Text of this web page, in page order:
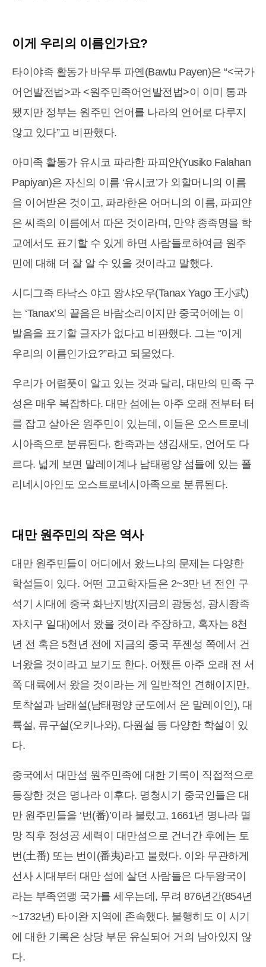
이게 우리의 이름인가요?
타이야족 활동가 바우투 파옌(Bawtu Payen)은 “<국가
어언발전법>과 <원주민족어언발전법>이 이미 통과
됐지만 정부는 원주민 언어를 나라의 언어로 다루지
않고 있다”고 비판했다.
아미족 활동가 유시코 파라한 파피얀(Yusiko Falahan
Papiyan)은 자신의 이름 ‘유시코’가 외할머니의 이름
을 이어받은 것이고, 파라한은 어머니의 이름, 파피얀
은 씨족의 이름에서 따온 것이라며, 만약 종족명을 학
교에서도 표기할 수 있게 하면 사람들로하여금 원주
민에 대해 더 잘 알 수 있을 것이라고 말했다.
시디그족 타낙스 야고 왕샤오우(Tanax Yago 王小武)
는 ‘Tanax’의 끝음은 바람소리이지만 중국어에는 이
발음을 표기할 글자가 없다고 비판했다. 그는 “이게
우리의 이름인가요?”라고 되물었다.
우리가 어렴풋이 알고 있는 것과 달리, 대만의 민족 구
성은 매우 복잡하다. 대만 섬에는 아주 오래 전부터 터
를 잡고 살아온 원주민이 있는데, 이들은 오스트로네
시아족으로 분류된다. 한족과는 생김새도, 언어도 다
르다. 넓게 보면 말레이계나 남태평양 섬들에 있는 폴
리네시아인도 오스트로네시아족으로 분류된다.
대만 원주민의 작은 역사
대만 원주민들이 어디에서 왔느냐의 문제는 다양한
학설들이 있다. 어떤 고고학자들은 2~3만 년 전인 구
석기 시대에 중국 화난지방(지금의 광둥성, 광시좡족
자치구 일대)에서 왔을 것이라 주장하고, 혹자는 8천
년 전 혹은 5천년 전에 지금의 중국 푸젠성 쪽에서 건
너왔을 것이라고 보기도 한다. 어쨌든 아주 오래 전 서
쪽 대륙에서 왔을 것이라는 게 일반적인 견해이지만,
토착설과 남래설(남태평양 군도에서 온 말레이인), 대
륙설, 류구설(오키나와), 다원설 등 다양한 학설이 있
다.
중국에서 대만섬 원주민족에 대한 기록이 직접적으로
등장한 것은 명나라 이후다. 명청시기 중국인들은 대
만 원주민들을 ‘번(番)’이라 불렀고, 1661년 명나라 멸
망 직후 정성공 세력이 대만섬으로 건너간 후에는 토
번(土番) 또는 번이(番夷)라고 불렀다. 이와 무관하게
선사 시대부터 대만 섬에 살던 사람들은 다두왕국이
라는 부족연맹 국가를 세우는데, 무려 876년간(854년
~1732년) 타이완 지역에 존속했다. 불행히도 이 시기
에 대한 기록은 상당 부문 유실되어 거의 남아있지 않
다.